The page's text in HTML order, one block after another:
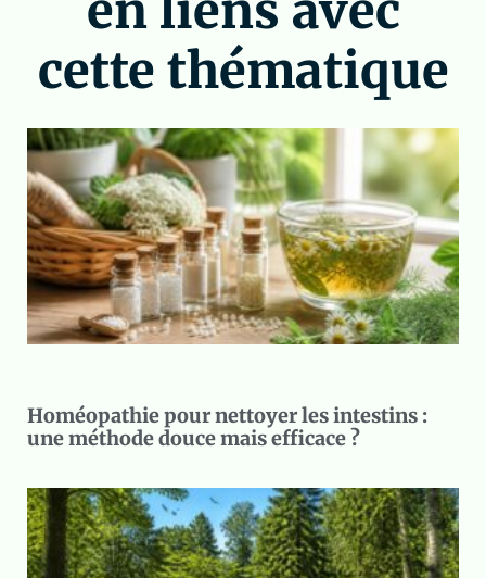
cette thématique
Homéopathie pour nettoyer les intestins :
une méthode douce mais efficace ?